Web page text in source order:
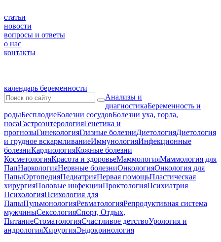
статьи
новости
вопросы и ответы
о нас
контакты
календарь беременности
Анализы и
диагностикаБеременность и
родыБесплодиеБолезни сосудовБолезни уха, горла,
носаГастроэнтерологияГенетика и
прогнозыГинекологияГлазные болезниДиетологияДиетология
и грудное вскармливаниеИммунологияИнфекционные
болезниКардиологияКожные болезни
КосметологияКрасота и здоровьеМаммологияМаммология для
ПапНаркологияНервные болезниОнкологияОнкология для
ПапыОртопедияПедиатрияПервая помощьПластическая
хирургияПоловые инфекцииПроктологияПсихиатрия
ПсихологияПсихология для
ПапыПульмонологияРевматологияРепродуктивная система
мужчиныСексологияСпорт, Отдых,
ПитаниеСтоматологияСчастливое детствоУрология и
андрологияХирургияЭндокринология